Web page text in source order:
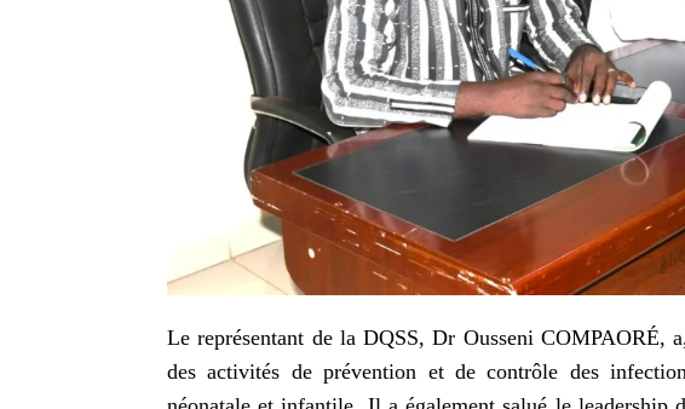
Le représentant de la DQSS, Dr Ousseni COMPAORÉ,
des activités de prévention et de contrôle des